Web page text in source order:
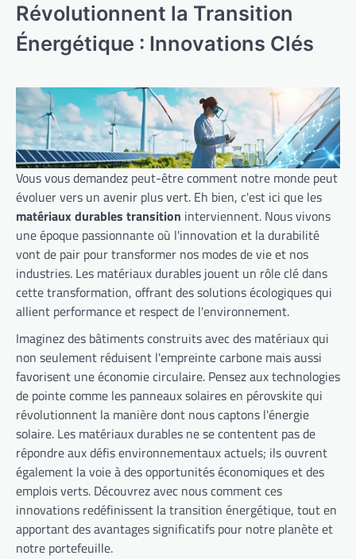
Révolutionnent la Transition
Énergétique : Innovations Clés
Vous vous demandez peut-être comment notre monde peut
évoluer vers un avenir plus vert. Eh bien, c'est ici que les
matériaux durables transition interviennent. Nous vivons
une époque passionnante où l'innovation et la durabilité
vont de pair pour transformer nos modes de vie et nos
industries. Les matériaux durables jouent un rôle clé dans
cette transformation, offrant des solutions écologiques qui
allient performance et respect de l'environnement.
Imaginez des bâtiments construits avec des matériaux qui
non seulement réduisent l'empreinte carbone mais aussi
favorisent une économie circulaire. Pensez aux technologies
de pointe comme les panneaux solaires en pérovskite qui
révolutionnent la manière dont nous captons l'énergie
solaire. Les matériaux durables ne se contentent pas de
répondre aux défis environnementaux actuels; ils ouvrent
également la voie à des opportunités économiques et des
emplois verts. Découvrez avec nous comment ces
innovations redéfinissent la transition énergétique, tout en
apportant des avantages significatifs pour notre planète et
notre portefeuille.